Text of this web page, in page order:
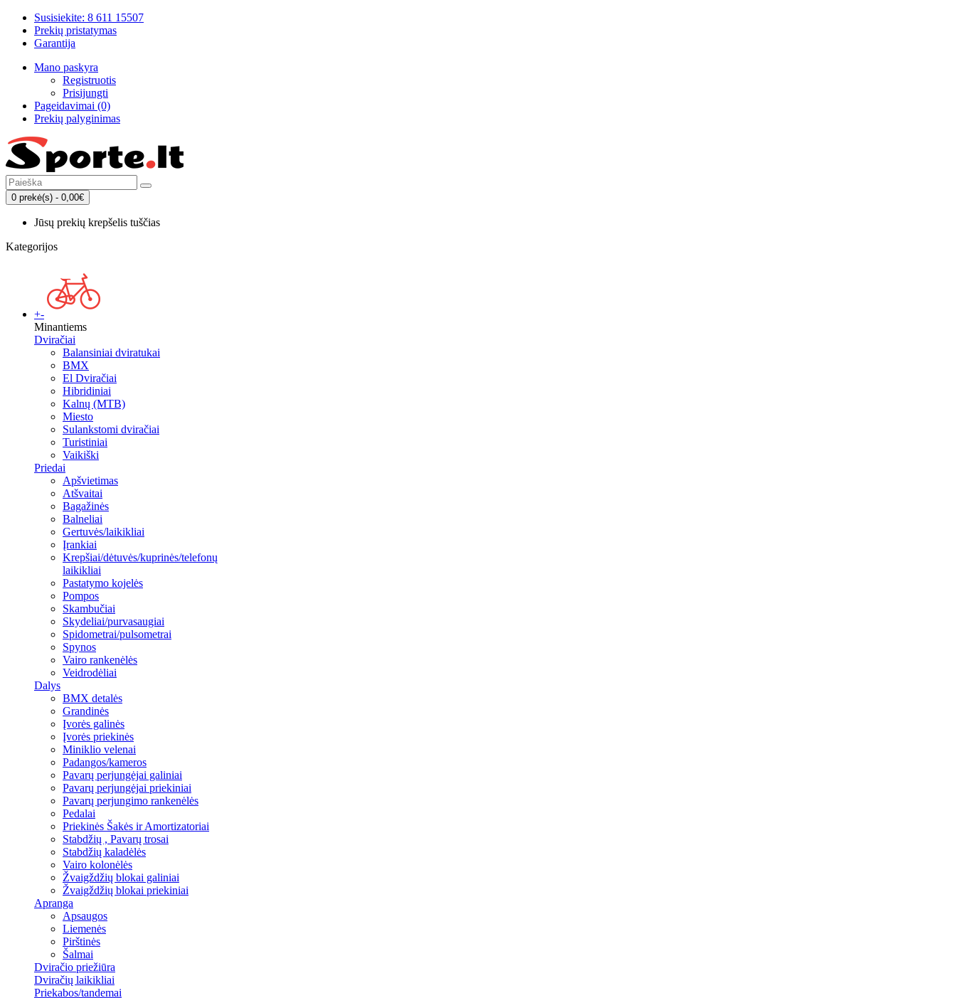
Susisiekite: 8 611 15507
Prekių pristatymas
Garantija
Mano paskyra
Registruotis
Prisijungti
Pageidavimai (0)
Prekių palyginimas
0 prekė(s) - 0,00€
Jūsų prekių krepšelis tuščias
Kategorijos
+-
Minantiems
Dviračiai
Balansiniai dviratukai
BMX
El Dviračiai
Hibridiniai
Kalnų (MTB)
Miesto
Sulankstomi dviračiai
Turistiniai
Vaikiški
Priedai
Apšvietimas
Atšvaitai
Bagažinės
Balneliai
Gertuvės/laikikliai
Įrankiai
Krepšiai/dėtuvės/kuprinės/telefonų
laikikliai
Pastatymo kojelės
Pompos
Skambučiai
Skydeliai/purvasaugiai
Spidometrai/pulsometrai
Spynos
Vairo rankenėlės
Veidrodėliai
Dalys
BMX detalės
Grandinės
Įvorės galinės
Įvorės priekinės
Miniklio velenai
Padangos/kameros
Pavarų perjungėjai galiniai
Pavarų perjungėjai priekiniai
Pavarų perjungimo rankenėlės
Pedalai
Priekinės Šakės ir Amortizatoriai
Stabdžių , Pavarų trosai
Stabdžių kaladėlės
Vairo kolonėlės
Žvaigždžių blokai galiniai
Žvaigždžių blokai priekiniai
Apranga
Apsaugos
Liemenės
Pirštinės
Šalmai
Dviračio priežiūra
Dviračių laikikliai
Priekabos/tandemai